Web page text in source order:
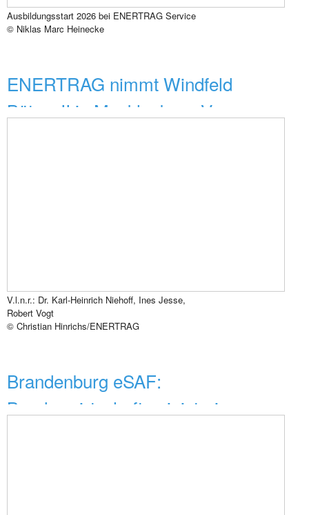
Ausbildungsstart 2026 bei ENERTRAG Service
© Niklas Marc Heinecke
ENERTRAG nimmt Windfeld
Bütow II in Mecklenburg-Vorp...
V.l.n.r.: Dr. Karl-Heinrich Niehoff, Ines Jesse,
Robert Vogt
© Christian Hinrichs/ENERTRAG
Brandenburg eSAF:
Bundeswirtschaftsministerin